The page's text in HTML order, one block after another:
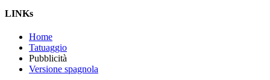
LINKs
Home
Tatuaggio
Pubblicità
Versione spagnola